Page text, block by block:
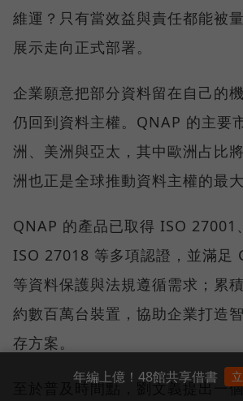
維運？只有當效益與責任都能被
展示走向正式部署。
企業願意把部分資料留在自己的
仍回到資料主權。QNAP 的主要
洲、美洲與亞太，其中歐洲占比
洲也正是全球推動資料主權的最大
QNAP 的產品已取得 ISO 27001
ISO 27018 等多項認證，並滿足
等資料保護與法規遵循需求；累
約數百萬台裝置，協助企業打造
存方案。
至於普及時間點，劉文義提出一
年編上億！48館共享借書